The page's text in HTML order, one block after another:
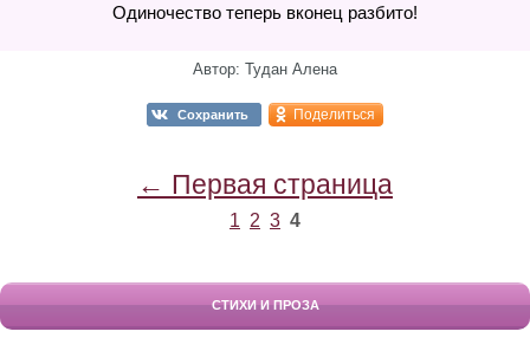
Одиночество теперь вконец разбито!
Автор: Тудан Алена
Сохранить Поделиться
← Первая страница
1 2 3 4
СТИХИ И ПРОЗА